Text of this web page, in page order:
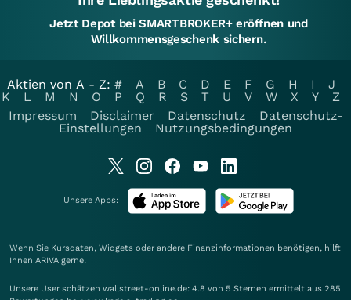
Jetzt Depot bei SMARTBROKER+ eröffnen und
Willkommensgeschenk sichern.
Aktien von A - Z: # A B C D E F G H I
J
K
L M N O P Q R S T U V W X Y
Z
Impressum
Disclaimer Datenschutz
Datenschutz-
Einstellungen
Nutzungsbedingungen
Unsere Apps:
Wenn Sie Kursdaten, Widgets oder andere Finanzinformationen benötigen, hilft
Ihnen ARIVA gerne.
Unsere User schätzen wallstreet-online.de: 4.8 von 5 Sternen ermittelt aus 285